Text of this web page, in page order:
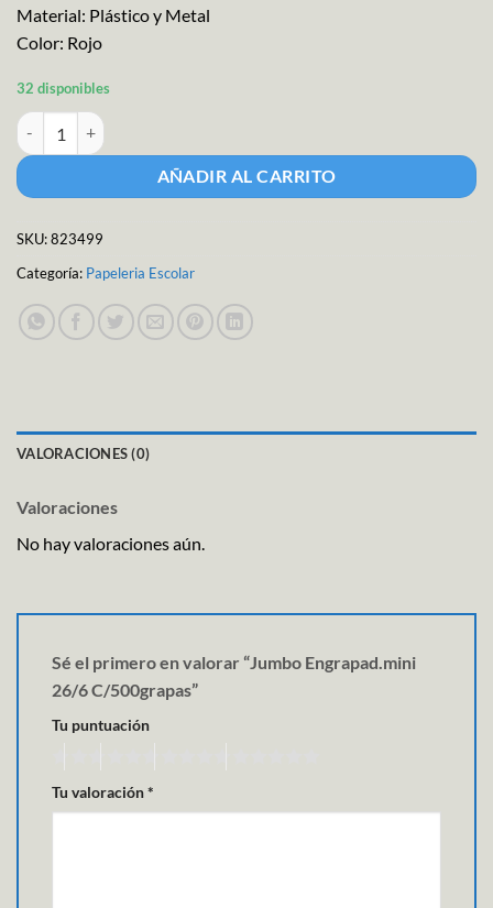
Material: Plástico y Metal
Color: Rojo
32 disponibles
Jumbo Engrapad.mini 26/6 C/500grapas cantidad
AÑADIR AL CARRITO
SKU:823499
Categoría: Papeleria Escolar
VALORACIONES (0)
Valoraciones
No hay valoraciones aún.
Sé el primero en valorar “Jumbo Engrapad.mini
26/6 C/500grapas”
Tu puntuación
Tu valoración*